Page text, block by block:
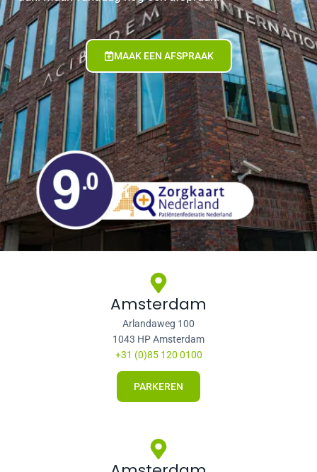
MAAK EEN AFSPRAAK
Amsterdam
Arlandaweg 100
1043 HP Amsterdam
+31 (0)85 120 0100
PARKEREN